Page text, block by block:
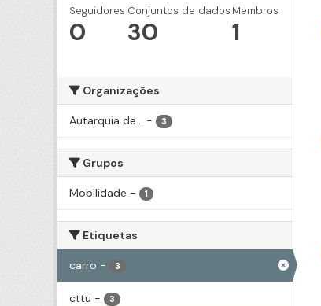
Seguidores
0
Conjuntos de dados
30
Membros
1
Organizações
Autarquia de... - 3
Grupos
Mobilidade - 1
Etiquetas
carro - 3
cttu - 3